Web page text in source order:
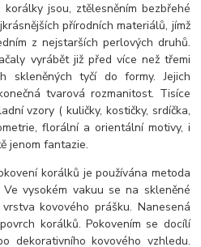
jsou, ztělesněním bezbřehé
přírodních materiálů, jímž
z nejstarších perlových druhů.
vyrábět již před více než třemi
skleněných tyčí do formy. Jejich
tvarová rozmanitost. Tisíce
vzory ( kuličky, kostičky, srdíčka,
florální a orientální motivy, i
jenom fantazie.
korálků je používána metoda
vysokém vakuu se na skleněné
kovového prášku. Nanesená
korálků. Pokovením se docílí
dekorativního kovového vzhledu.